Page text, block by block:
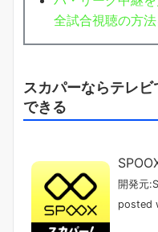
全試合視聴の方
スカパーならテレ
できる
開発元:
posted